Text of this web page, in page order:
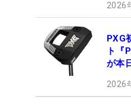
2026
PXG
ト『
が本
2026